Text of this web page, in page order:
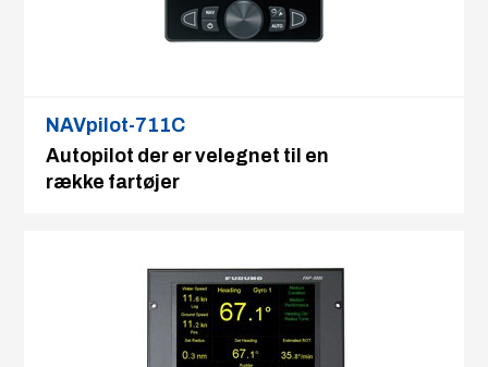
NAVpilot-711C
Autopilot der er velegnet til en
række fartøjer